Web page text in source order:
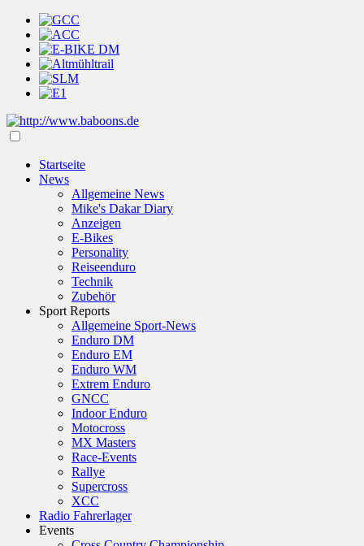
Startseite
News
Allgemeine News
Mike's Dakar Diary
Anzeigen
E-Bikes
Personality
Reiseenduro
Technik
Zubehör
Sport Reports
Allgemeine Sport-News
Enduro DM
Enduro EM
Enduro WM
Extrem Enduro
GNCC
Indoor Enduro
Motocross
MX Masters
Race-Events
Rallye
Supercross
XCC
Radio Fahrerlager
Events